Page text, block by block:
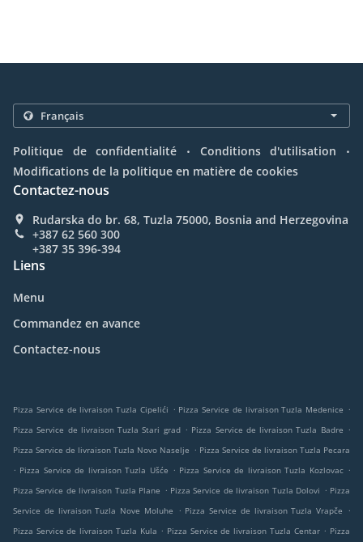
Politique de confidentialité . Conditions d'utilisation .
Modifications de la politique en matière de cookies
Contactez-nous
Rudarska do br. 68, Tuzla 75000, Bosnia and Herzegovina
+387 62 560 300
+387 35 396-394
Liens
Menu
Commandez en avance
Contactez-nous
Pizza Service de livraison Tuzla Cipelići . Pizza Service de livraison Tuzla Medenice .
Pizza Service de livraison Tuzla Stari grad . Pizza Service de livraison Tuzla Badre .
Pizza Service de livraison Tuzla Novo Naselje . Pizza Service de livraison Tuzla Pecara
. Pizza Service de livraison Tuzla Ušće . Pizza Service de livraison Tuzla Kozlovac .
Pizza Service de livraison Tuzla Plane . Pizza Service de livraison Tuzla Dolovi . Pizza
Service de livraison Tuzla Nove Moluhe
. Pizza Service de livraison Tuzla Vrapče
.
Pizza Service de livraison Tuzla Kula . Pizza Service de livraison Tuzla Centar . Pizza